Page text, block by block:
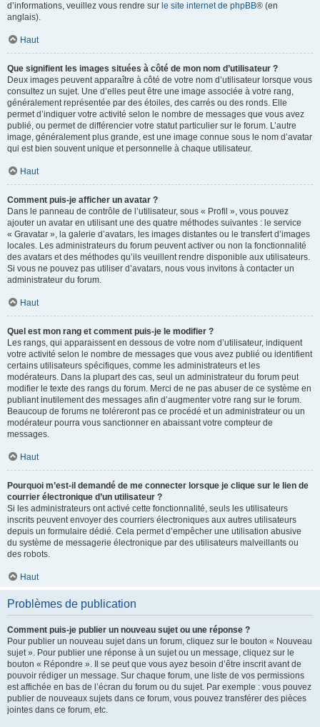
d’informations, veuillez vous rendre sur le site internet de phpBB® (en
anglais).
Haut
Que signifient les images situées à côté de mon nom d’utilisateur ?
Deux images peuvent apparaître à côté de votre nom d’utilisateur lorsque vous
consultez un sujet. Une d’elles peut être une image associée à votre rang,
généralement représentée par des étoiles, des carrés ou des ronds. Elle
permet d’indiquer votre activité selon le nombre de messages que vous avez
publié, ou permet de différencier votre statut particulier sur le forum. L’autre
image, généralement plus grande, est une image connue sous le nom d’avatar
qui est bien souvent unique et personnelle à chaque utilisateur.
Haut
Comment puis-je afficher un avatar ?
Dans le panneau de contrôle de l’utilisateur, sous « Profil », vous pouvez
ajouter un avatar en utilisant une des quatre méthodes suivantes : le service
« Gravatar », la galerie d’avatars, les images distantes ou le transfert d’images
locales. Les administrateurs du forum peuvent activer ou non la fonctionnalité
des avatars et des méthodes qu’ils veuillent rendre disponible aux utilisateurs.
Si vous ne pouvez pas utiliser d’avatars, nous vous invitons à contacter un
administrateur du forum.
Haut
Quel est mon rang et comment puis-je le modifier ?
Les rangs, qui apparaissent en dessous de votre nom d’utilisateur, indiquent
votre activité selon le nombre de messages que vous avez publié ou identifient
certains utilisateurs spécifiques, comme les administrateurs et les
modérateurs. Dans la plupart des cas, seul un administrateur du forum peut
modifier le texte des rangs du forum. Merci de ne pas abuser de ce système en
publiant inutilement des messages afin d’augmenter votre rang sur le forum.
Beaucoup de forums ne toléreront pas ce procédé et un administrateur ou un
modérateur pourra vous sanctionner en abaissant votre compteur de
messages.
Haut
Pourquoi m’est-il demandé de me connecter lorsque je clique sur le lien de
courrier électronique d’un utilisateur ?
Si les administrateurs ont activé cette fonctionnalité, seuls les utilisateurs
inscrits peuvent envoyer des courriers électroniques aux autres utilisateurs
depuis un formulaire dédié. Cela permet d’empêcher une utilisation abusive
du système de messagerie électronique par des utilisateurs malveillants ou
des robots.
Haut
Problèmes de publication
Comment puis-je publier un nouveau sujet ou une réponse ?
Pour publier un nouveau sujet dans un forum, cliquez sur le bouton « Nouveau
sujet ». Pour publier une réponse à un sujet ou un message, cliquez sur le
bouton « Répondre ». Il se peut que vous ayez besoin d’être inscrit avant de
pouvoir rédiger un message. Sur chaque forum, une liste de vos permissions
est affichée en bas de l’écran du forum ou du sujet. Par exemple : vous pouvez
publier de nouveaux sujets dans ce forum, vous pouvez transférer des pièces
jointes dans ce forum, etc.